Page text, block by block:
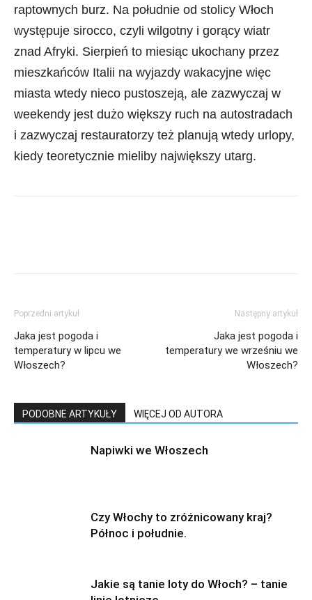
raptownych burz. Na południe od stolicy Włoch
występuje sirocco, czyli wilgotny i gorący wiatr
znad Afryki. Sierpień to miesiąc ukochany przez
mieszkańców Italii na wyjazdy wakacyjne więc
miasta wtedy nieco pustoszeją, ale zazwyczaj w
weekendy jest dużo większy ruch na autostradach
i zazwyczaj restauratorzy też planują wtedy urlopy,
kiedy teoretycznie mieliby największy utarg.
Poprzedni artykuł
Jaka jest pogoda i
temperatury w lipcu we
Włoszech?
Następny artykuł
Jaka jest pogoda i
temperatury we wrześniu we
Włoszech?
PODOBNE ARTYKUŁY WIĘCEJ OD AUTORA
Napiwki we Włoszech
Czy Włochy to zróżnicowany kraj?
Północ i południe.
Jakie są tanie loty do Włoch? – tanie